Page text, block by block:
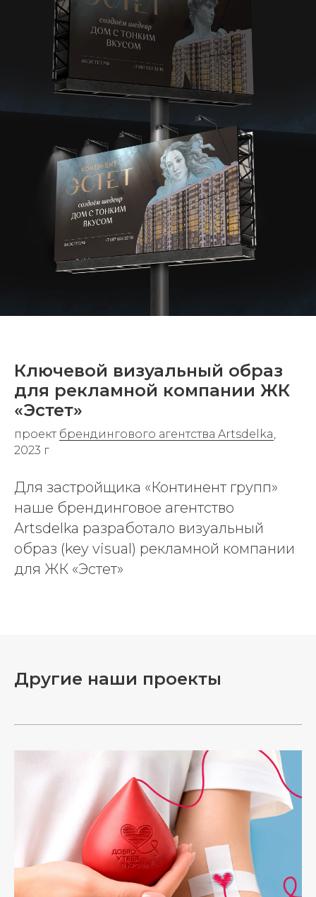
Ключевой визуальный образ
для рекламной компании ЖК
«Эстет»
проект брендингового агентства Artsdelka,
2023 г
Для застройщика «Континент групп»
наше брендинговое агентство
Artsdelka разработало визуальный
образ (key visual) рекламной компании
для ЖК «Эстет»
Другие наши проекты